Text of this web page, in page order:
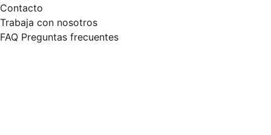
Contacto
Trabaja con nosotros
FAQ Preguntas frecuentes